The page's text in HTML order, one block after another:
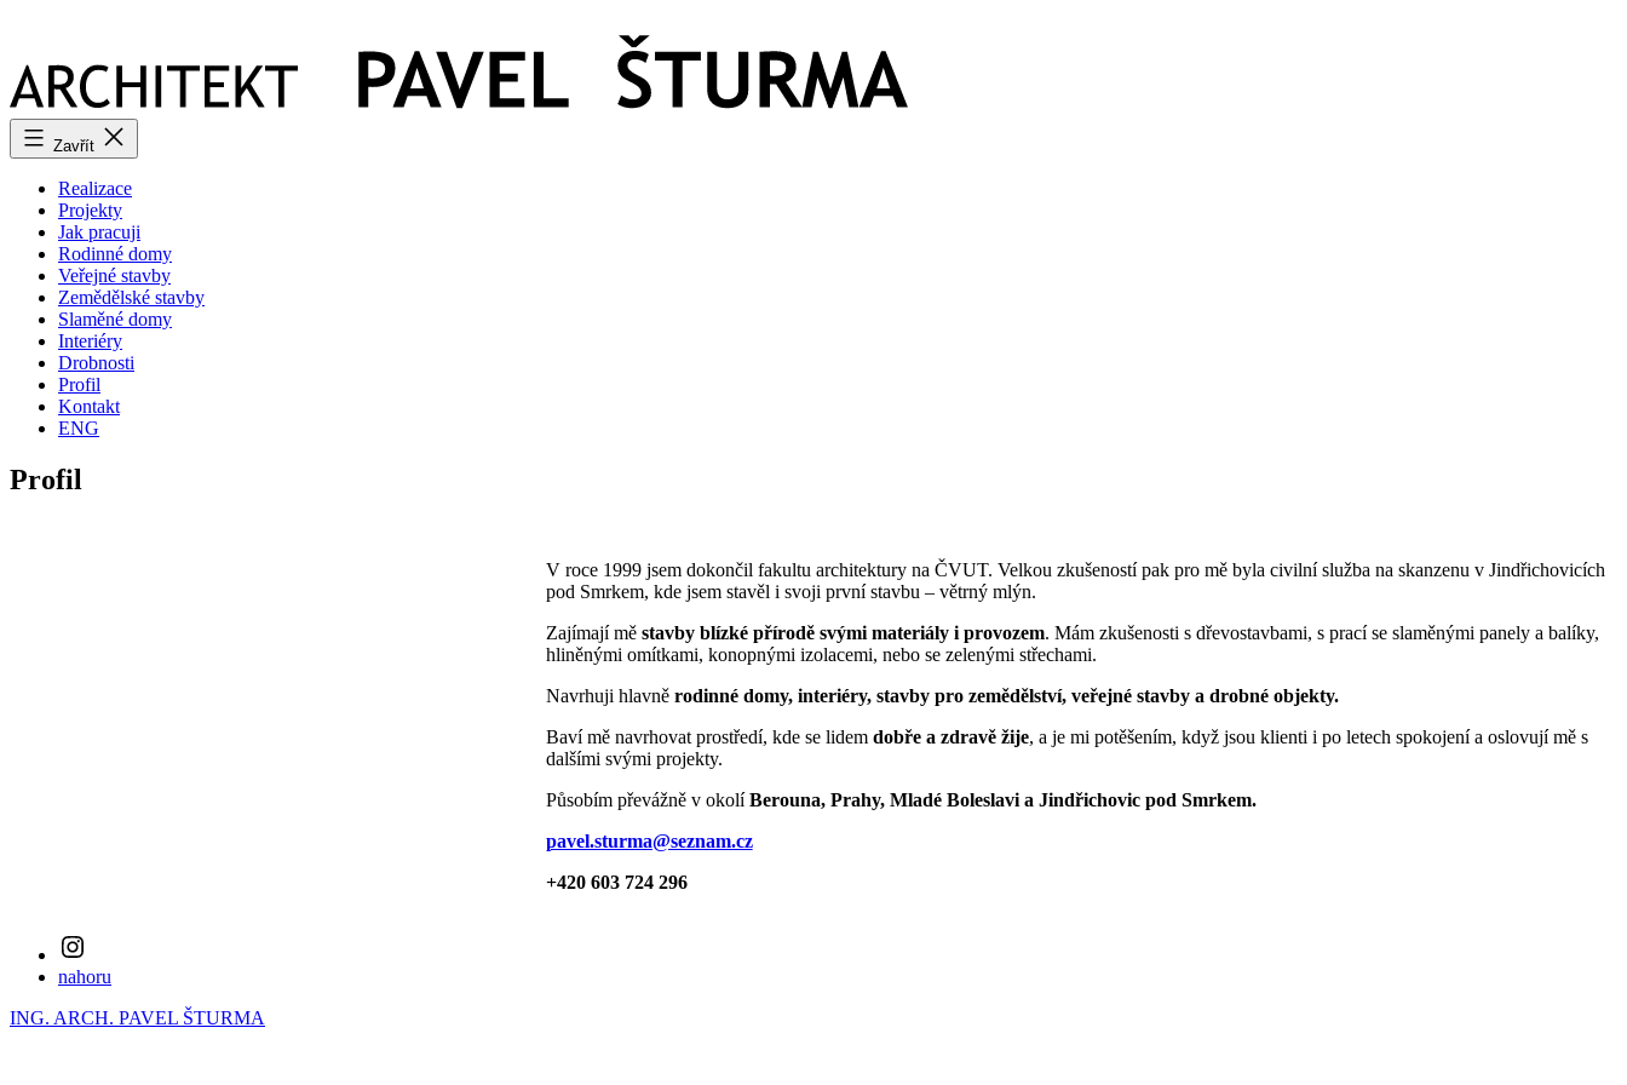
obsahu
Zavřít
Realizace
Projekty
Jak pracuji
Rodinné domy
Veřejné stavby
Zemědělské stavby
Slaměné domy
Interiéry
Drobnosti
Profil
Kontakt
ENG
Profil
V roce 1999 jsem dokončil fakultu architektury na ČVUT. Velkou zkušeností pak pro mě byla civilní služba na skanzenu v Jindřichovicích
pod Smrkem, kde jsem stavěl i svoji první stavbu – větrný mlýn.
Zajímají mě stavby blízké přírodě svými materiály i provozem. Mám zkušenosti s dřevostavbami, s prací se slaměnými panely a balíky,
hliněnými omítkami, konopnými izolacemi, nebo se zelenými střechami.
Navrhuji hlavně rodinné domy, interiéry, stavby pro zemědělství, veřejné stavby a drobné objekty.
Baví mě navrhovat prostředí, kde se lidem dobře a zdravě žije, a je mi potěšením, když jsou klienti i po letech spokojení a oslovují mě s
dalšími svými projekty.
Působím převážně v okolíBerouna, Prahy, Mladé Boleslavi a Jindřichovic pod Smrkem.
pavel.sturma@seznam.cz
+420 603 724 296
nahoru
ING. ARCH. PAVEL ŠTURMA